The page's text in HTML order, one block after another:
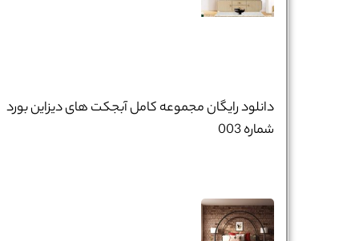
دانلود رایگان مجموعه کامل آبجکت های دیزاین بورد
شماره 003